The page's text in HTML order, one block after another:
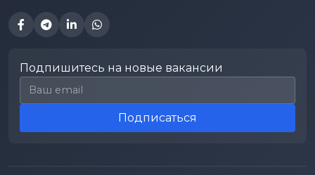
Подпишитесь на новые вакансии
Email для подписки
Подписаться